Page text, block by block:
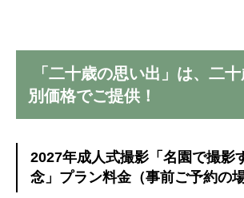
「二十歳の思い出」は、二
別価格でご提供！
2027年成人式撮影「名園で撮影
念」プラン料金（事前ご予約の場